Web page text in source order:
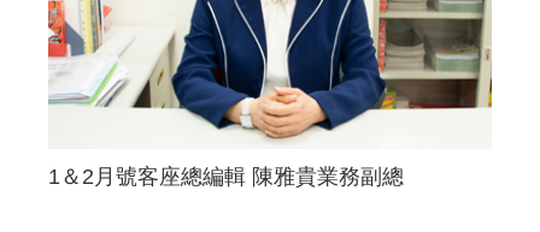
1＆2月號客座總編輯 陳雅貴業務副總